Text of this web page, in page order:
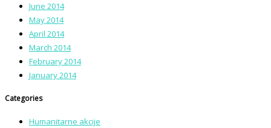
June 2014
May 2014
April 2014
March 2014
February 2014
January 2014
Categories
Humanitarne akcije